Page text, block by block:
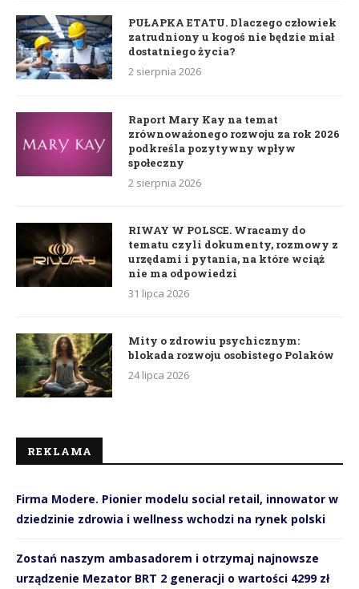
PUŁAPKA ETATU. Dlaczego człowiek
zatrudniony u kogoś nie będzie miał
dostatniego życia?
2 sierpnia 2026
Raport Mary Kay na temat
zrównoważonego rozwoju za rok 2026
podkreśla pozytywny wpływ
społeczny
2 sierpnia 2026
RIWAY W POLSCE. Wracamy do
tematu czyli dokumenty, rozmowy z
urzędami i pytania, na które wciąż
nie ma odpowiedzi
31 lipca 2026
Mity o zdrowiu psychicznym:
blokada rozwoju osobistego Polaków
24 lipca 2026
REKLAMA
Firma Modere. Pionier modelu social retail, innowator w
dziedzinie zdrowia i wellness wchodzi na rynek polski
Zostań naszym ambasadorem i otrzymaj najnowsze
urządzenie Mezator BRT 2 generacji o wartości 4299 zł